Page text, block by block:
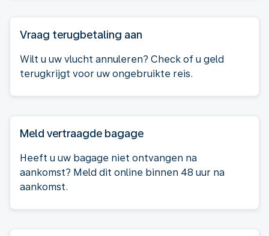
Vraag terugbetaling aan
Wilt u uw vlucht annuleren? Check of u geld
terugkrijgt voor uw ongebruikte reis.
Meld vertraagde bagage
Heeft u uw bagage niet ontvangen na
aankomst? Meld dit online binnen 48 uur na
aankomst.